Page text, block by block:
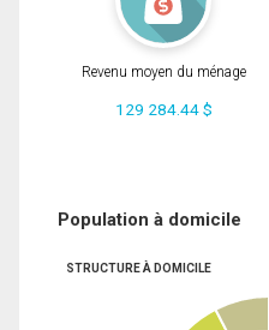
Revenu moyen du ménage
129 284.44 $
Population à domicile
STRUCTURE À DOMICILE